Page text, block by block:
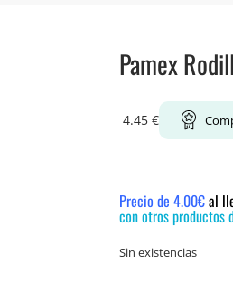
Pamex
4.45 €
Precio de 4.00€al
con otros productos
Sin existencias